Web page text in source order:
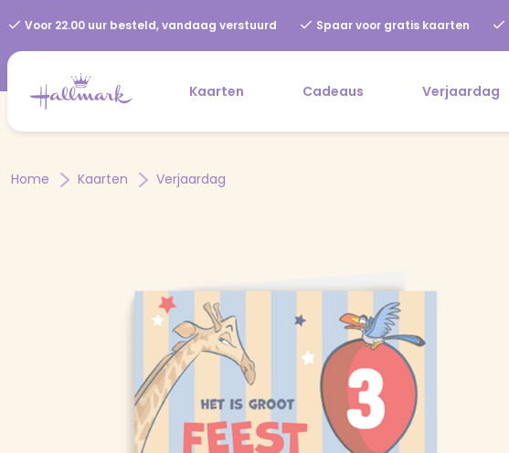
Voor 22.00 uur besteld, vandaag verstuurd Spaar voor gratis kaarten
Kaarten Cadeaus Verjaardag
Home Kaarten Verjaardag